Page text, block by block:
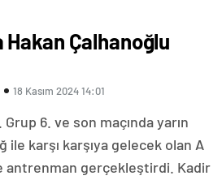
Hakan Çalhanoğlu
18 Kasım 2024 14:01
6. ve son maçında yarın
ile karşı karşıya gelecek olan A
antrenman gerçekleştirdi. Kadir